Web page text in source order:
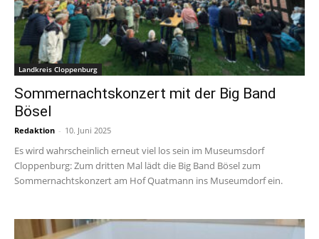
Landkreis Cloppenburg
Sommernachtskonzert mit der Big Band
Bösel
Redaktion - 10. Juni 2025
Es wird wahrscheinlich erneut viel los sein im Museumsdorf
Cloppenburg: Zum dritten Mal lädt die Big Band Bösel zum
Sommernachtskonzert am Hof Quatmann ins Museumdorf ein.